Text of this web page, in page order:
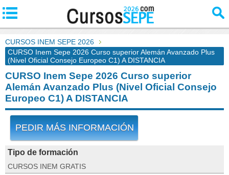
CURSOS INEM SEPE 2026
CURSO Inem Sepe 2026 Curso superior Alemán Avanzado Plus
(Nivel Oficial Consejo Europeo C1) A DISTANCIA
CURSO Inem Sepe 2026 Curso superior
Alemán Avanzado Plus (Nivel Oficial Consejo
Europeo C1) A DISTANCIA
PEDIR MÁS INFORMACIÓN
Tipo de formación
CURSOS INEM GRATIS